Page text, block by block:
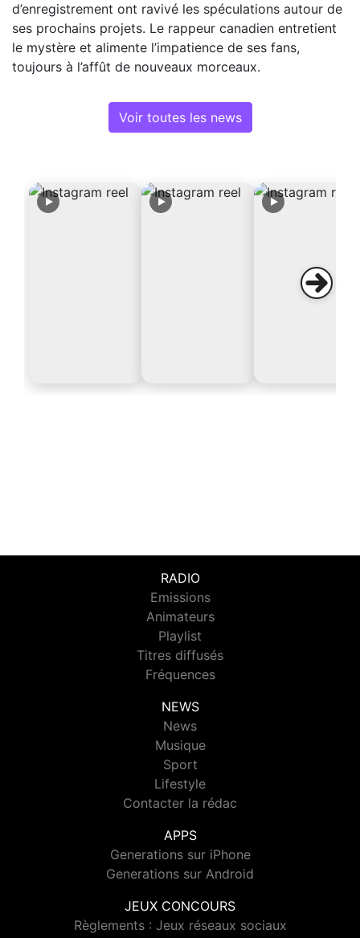
d’enregistrement ont ravivé les spéculations autour de
ses prochains projets. Le rappeur canadien entretient
le mystère et alimente l’impatience de ses fans,
toujours à l’affût de nouveaux morceaux.
Voir toutes les news
RADIO
Emissions
Animateurs
Playlist
Titres diffusés
Fréquences
NEWS
News
Musique
Sport
Lifestyle
Contacter la rédac
APPS
Generations sur iPhone
Generations sur Android
JEUX CONCOURS
Règlements : Jeux réseaux sociaux